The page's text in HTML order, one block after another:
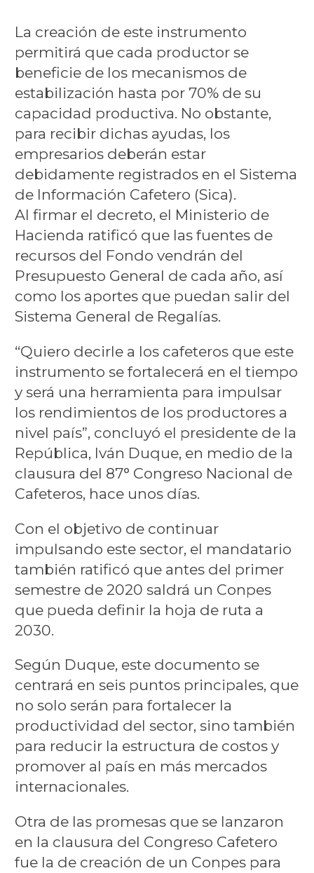
La creación de este instrumento
permitirá que cada productor se
beneficie de los mecanismos de
estabilización hasta por 70% de su
capacidad productiva. No obstante,
para recibir dichas ayudas, los
empresarios deberán estar
debidamente registrados en el Sistema
de Información Cafetero (Sica).
Al firmar el decreto, el Ministerio de
Hacienda ratificó que las fuentes de
recursos del Fondo vendrán del
Presupuesto General de cada año, así
como los aportes que puedan salir del
Sistema General de Regalías.
“Quiero decirle a los cafeteros que este
instrumento se fortalecerá en el tiempo
y será una herramienta para impulsar
los rendimientos de los productores a
nivel país”, concluyó el presidente de la
República, Iván Duque, en medio de la
clausura del 87° Congreso Nacional de
Cafeteros, hace unos días.
Con el objetivo de continuar
impulsando este sector, el mandatario
también ratificó que antes del primer
semestre de 2020 saldrá un Conpes
que pueda definir la hoja de ruta a
2030.
Según Duque, este documento se
centrará en seis puntos principales, que
no solo serán para fortalecer la
productividad del sector, sino también
para reducir la estructura de costos y
promover al país en más mercados
internacionales.
Otra de las promesas que se lanzaron
en la clausura del Congreso Cafetero
fue la de creación de un Conpes para